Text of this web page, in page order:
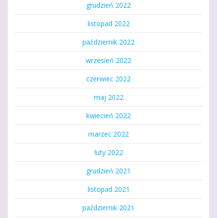
grudzień 2022
listopad 2022
październik 2022
wrzesień 2022
czerwiec 2022
maj 2022
kwiecień 2022
marzec 2022
luty 2022
grudzień 2021
listopad 2021
październik 2021